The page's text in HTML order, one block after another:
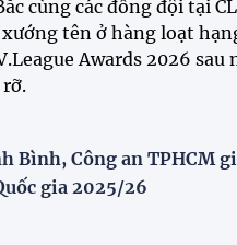
nhận giải thưởng đặc
Nam đón cú hích lớn